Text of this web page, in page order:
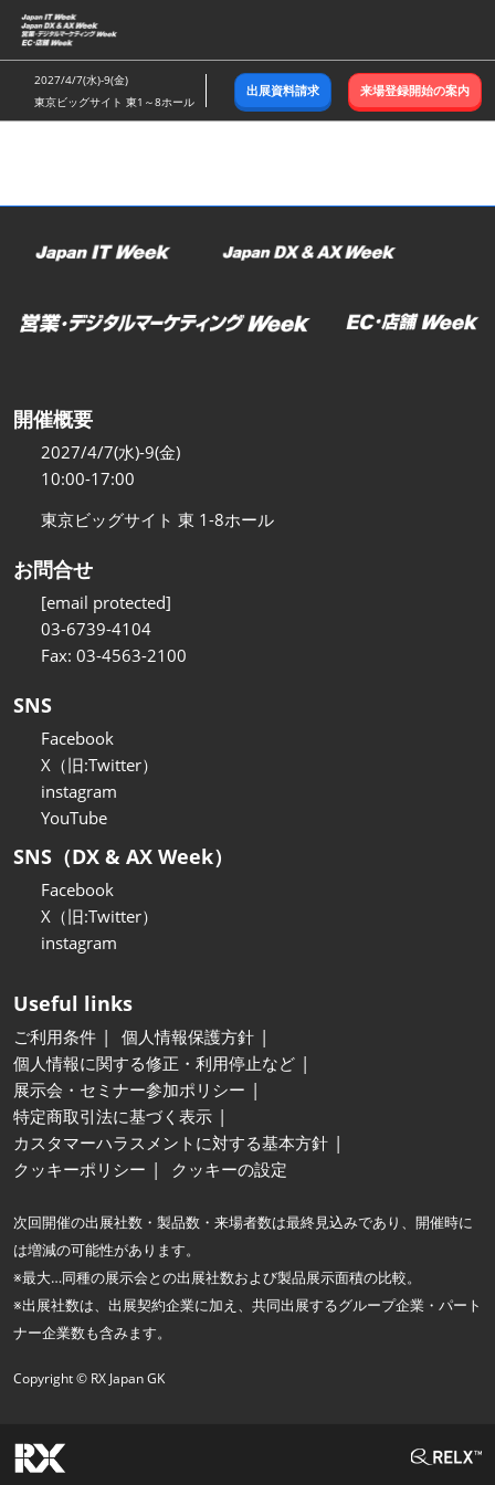
ス
キ
ッ
し
む
2027/4/7(水)-9(金)
東京ビッグサイト 東1～8ホール
出展資料請求 来場登録開始の案内
開催概要
2027/4/7(水)-9(金)
10:00-17:00
東京ビッグサイト 東 1-8ホール
お問合せ
[email protected]
03-6739-4104
Fax: 03-4563-2100
SNS
Facebook
X（旧:Twitter）
instagram
YouTube
SNS（DX & AX Week）
Facebook
X（旧:Twitter）
instagram
Useful links
ご利用条件
個人情報保護方針
個人情報に関する修正・利用停止など
展示会・セミナー参加ポリシー
特定商取引法に基づく表示
カスタマーハラスメントに対する基本方針
クッキーポリシー
クッキーの設定
次回開催の出展社数・製品数・来場者数は最終見込みであり、開催時に
は増減の可能性があります。
※最大…同種の展示会との出展社数および製品展示面積の比較。
※出展社数は、出展契約企業に加え、共同出展するグループ企業・パート
ナー企業数も含みます。
Copyright © RX Japan GK